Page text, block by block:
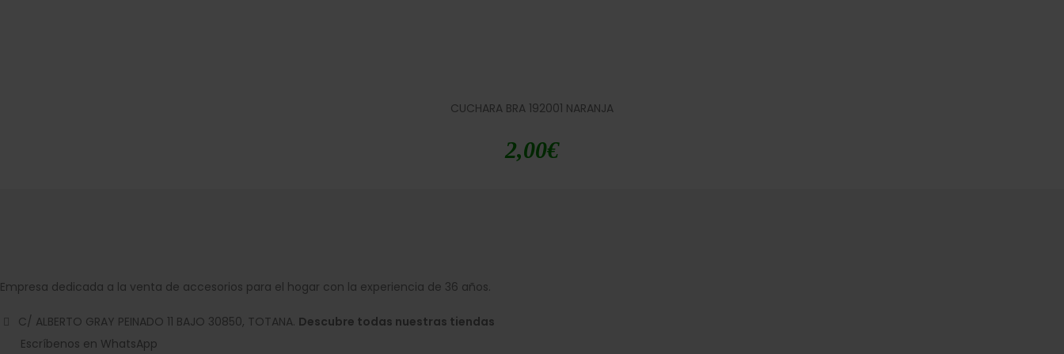
CUCHARA BRA 192001 NARANJA
2,00€
Empresa dedicada a la venta de accesorios para el hogar con la experiencia de 36 años.
C/ ALBERTO GRAY PEINADO 11 BAJO 30850, TOTANA. Descubre todas nuestras tiendas
Escríbenos en WhatsApp